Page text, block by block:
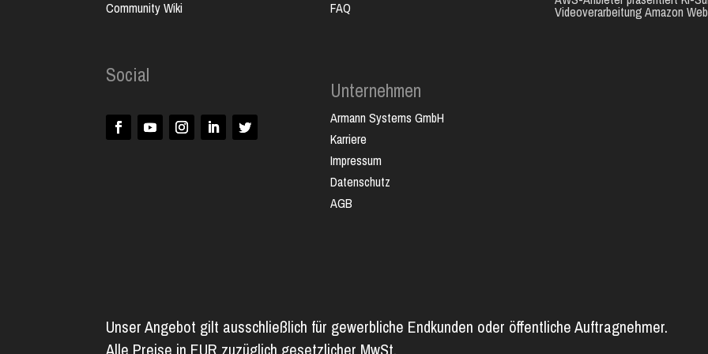
Community Wiki
Social
FAQ
Unternehmen
Armann Systems GmbH
Karriere
Impressum
Datenschutz
AGB
Videoverarbeitung Amazon
Unser Angebot gilt ausschließlich für gewerbliche Endkunden oder öffentliche Auftragnehmer.
Alle Preise in EUR zuzüglich gesetzlicher MwSt.